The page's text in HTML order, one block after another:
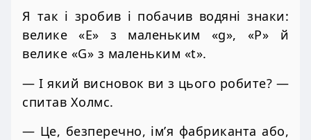
Я так і зробив і побачив водяні знаки:
велике «Е» з маленьким «g», «P» й
велике «G» з маленьким «t».
— І який висновок ви з цього робите? —
спитав Холмс.
— Це, безперечно, ім’я фабриканта або,